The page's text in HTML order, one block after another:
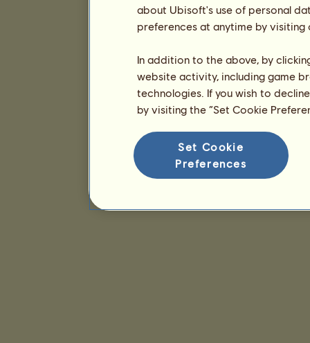
about Ubisoft's use of personal
preferences at anytime by
In addition to the above, by
website activity, including game
technologies. If you wish to
by visiting the “Set Cookie
Set Cookie
Preferences